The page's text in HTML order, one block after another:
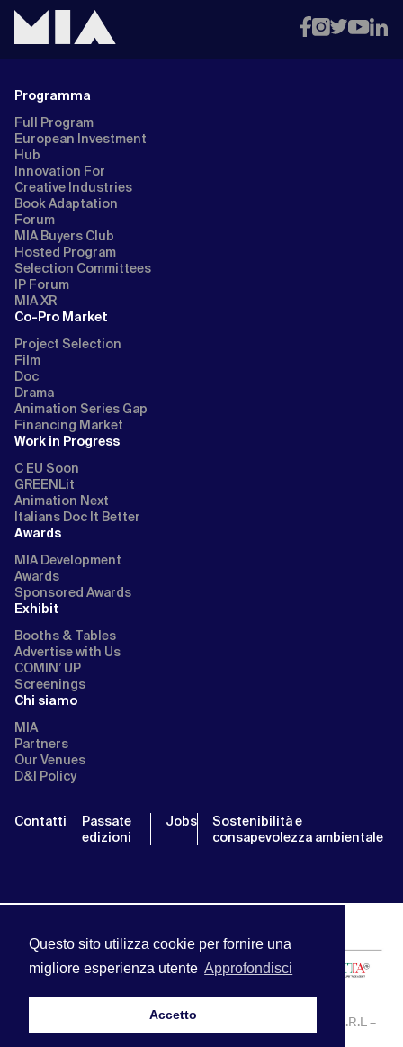
Questo sito utilizza cookie per fornire una
migliore esperienza utente Approfondisci
Accetto
Programma
Full Program
European Investment
Hub
Innovation For
Creative Industries
Book Adaptation
Forum
MIA Buyers Club
Hosted Program
Selection Committees
IP Forum
MIA XR
Co-Pro Market
Project Selection
Film
Doc
Drama
Animation Series Gap
Financing Market
Work in Progress
C EU Soon
GREENLit
Animation Next
Italians Doc It Better
Awards
MIA Development
Awards
Sponsored Awards
Exhibit
Booths & Tables
Advertise with Us
COMIN’ UP
Screenings
Chi siamo
MIA
Partners
Our Venues
D&I Policy
Contatti
Passate
edizioni
Jobs
Sostenibilità e
consapevolezza ambientale
MIA | Mercato Internazionale Audiovisivo | APA SERVICE S.R.L –